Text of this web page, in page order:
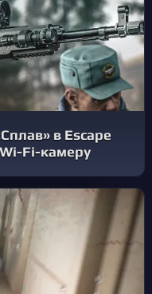
в Escape
Fi-камеру